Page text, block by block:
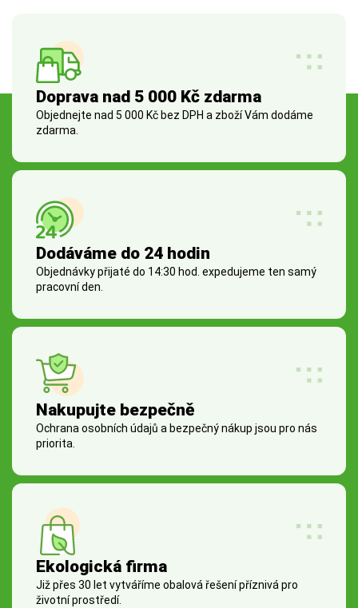
Doprava nad 5 000 Kč zdarma
Objednejte nad 5 000 Kč bez DPH a zboží Vám dodáme
zdarma.
Dodáváme do 24 hodin
Objednávky přijaté do 14:30 hod. expedujeme ten samý
pracovní den.
Nakupujte bezpečně
Ochrana osobních údajů a bezpečný nákup jsou pro nás
priorita.
Ekologická firma
Již přes 30 let vytváříme obalová řešení příznivá pro
životní prostředí.